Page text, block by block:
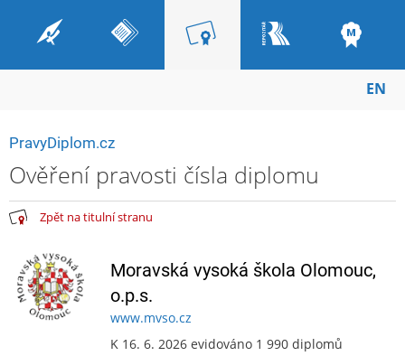
EN
PravyDiplom.cz
Ověření pravosti čísla diplomu
Zpět na titulní stranu
Moravská vysoká škola Olomouc,
o.p.s.
www.mvso.cz
K 16. 6. 2026 evidováno 1 990 diplomů